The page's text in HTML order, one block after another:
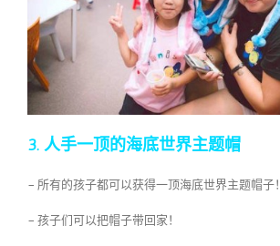
3. 人手一顶的海底世界主题帽
– 所有的孩子都可以获得一顶海底世界主题帽子！
– 孩子们可以把帽子带回家！